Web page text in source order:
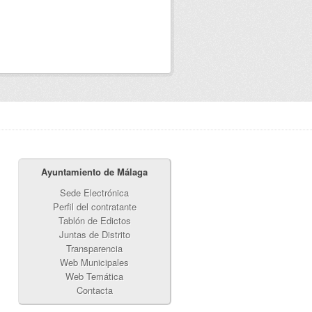
Ayuntamiento de Málaga
Sede Electrónica
Perfil del contratante
Tablón de Edictos
Juntas de Distrito
Transparencia
Web Municipales
Web Temática
Contacta